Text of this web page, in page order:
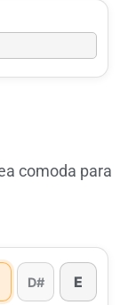
comoda para
D# E